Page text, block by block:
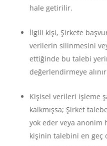
hale getirilir.
İlgili kişi, Şirkete
verilerin silinmesini
ettiğinde bu talebi
değerlendirmeye
Kişisel verileri işleme
kalkmışsa; Şirket
yok eder veya
kişinin talebini en geç